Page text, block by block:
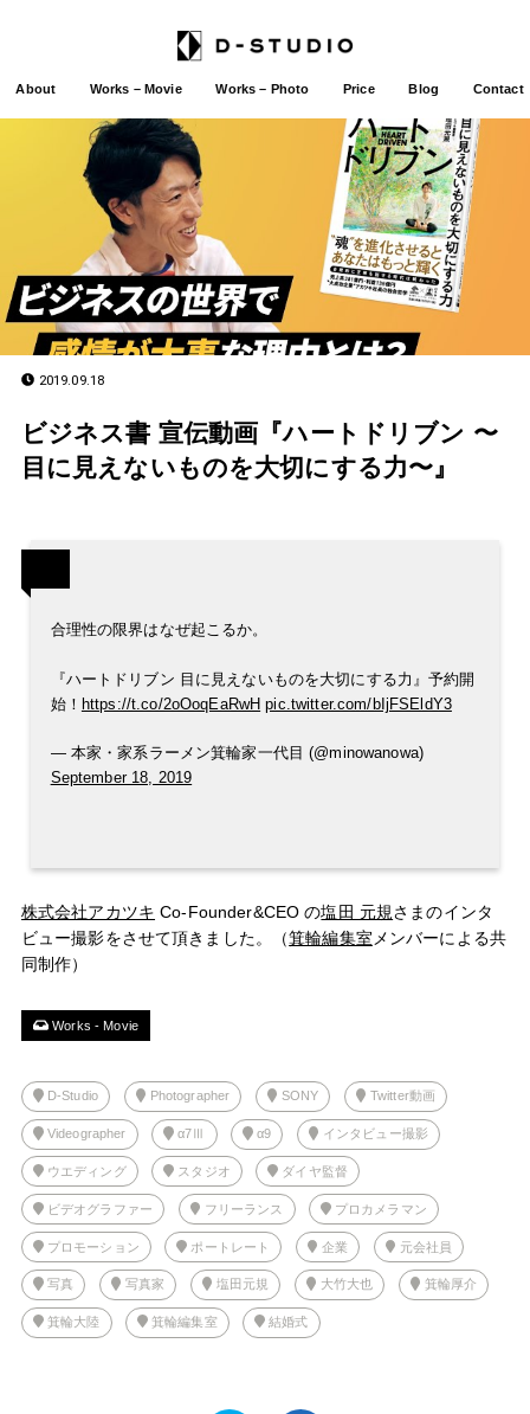
About Works – Movie Works – Photo Price Blog Contact
2019.09.18
ビジネス書 宣伝動画『ハートドリブン 〜
目に見えないものを大切にする力〜』
合理性の限界はなぜ起こるか。
『ハートドリブン 目に見えないものを大切にする力』予約開
始！ https://t.co/2oOoqEaRwH pic.twitter.com/bIjFSEldY3
— 本家・家系ラーメン箕輪家一代目 (@minowanowa)
September 18, 2019
株式会社アカツキ Co-Founder&CEO の塩田 元規さまのインタ
ビュー撮影をさせて頂きました。（箕輪編集室 メンバーによる共
同制作）
Works - Movie
D-Studio Photographer SONY Twitter動画
Videographer α7Ⅲ α9 インタビュー撮影
ウエディング スタジオ ダイヤ監督
ビデオグラファー フリーランス プロカメラマン
プロモーション ポートレート 企業 元会社員
写真 写真家 塩田元規 大竹大也 箕輪厚介
箕輪大陸 箕輪編集室 結婚式